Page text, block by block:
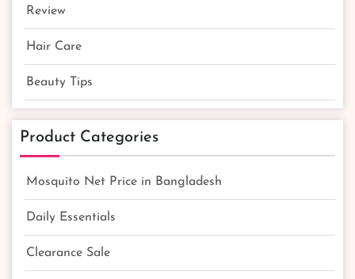
Review
Hair Care
Beauty Tips
Product Categories
Mosquito Net Price in Bangladesh
Daily Essentials
Clearance Sale